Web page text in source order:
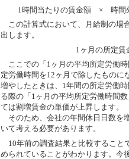
1時間当たりの賃金額 × 時間
この計算式において、月給制の場
出します。
1ヶ月の所定
ここでの「1ヶ月の平均所定労働
定労働時間を12ヶ月で除したものに
増やしたときは、1年間の所定労働
る際の「1ヶ月の平均所定労働時間
ては割増賃金の単価が上昇します。
そのため、会社の年間休日日数を
いて考える必要があります。
10年前の調査結果と比較すること
められていることがわかります。今